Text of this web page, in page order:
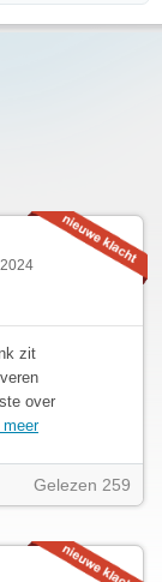
zit
over
meer
Gelezen 259